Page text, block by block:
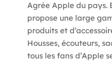
Agrée Apple du pays.
propose une large
produits et
Housses, écouteurs,
tous les fans d’Apple